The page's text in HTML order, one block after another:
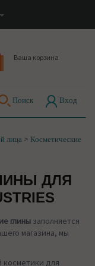
Ваша корзина
Поиск Вход
лица > Косметические
ДЛЯ
глины заполняется
магазина, мы
косметики для